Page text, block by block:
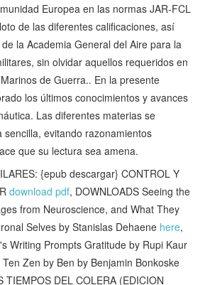
Europea en las normas JAR-FCL
de las diferentes calificaciones, así
la Academia General del Aire para la
sin olvidar aquellos requeridos en
de Guerra.. En la presente
los últimos conocimientos y avances
Las diferentes materias se
evitando razonamientos
que su lectura sea amena.
{epub descargar} CONTROL Y
download pdf, DOWNLOADS Seeing the
from Neuroscience, and What They
Selves by Stanislas Dehaene here,
Writing Prompts Gratitude by Rupi Kaur
Zen by Ben by Benjamin Bonkoske
TIEMPOS DEL COLERA (EDICION